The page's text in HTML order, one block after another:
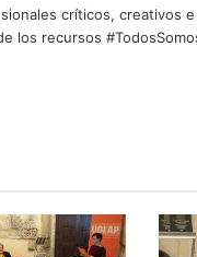
críticos, creativos
los recursos